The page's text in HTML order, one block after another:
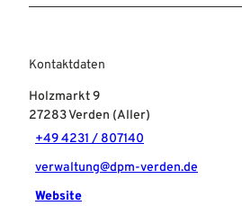
Kontaktdaten
Holzmarkt 9
27283Verden (Aller)
+49 4231 / 807140
verwaltung@dpm-verden.de
Website